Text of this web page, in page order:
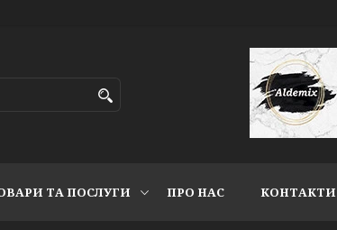
ТА ПОСЛУГИ ПРО НАС КОНТАКТИ